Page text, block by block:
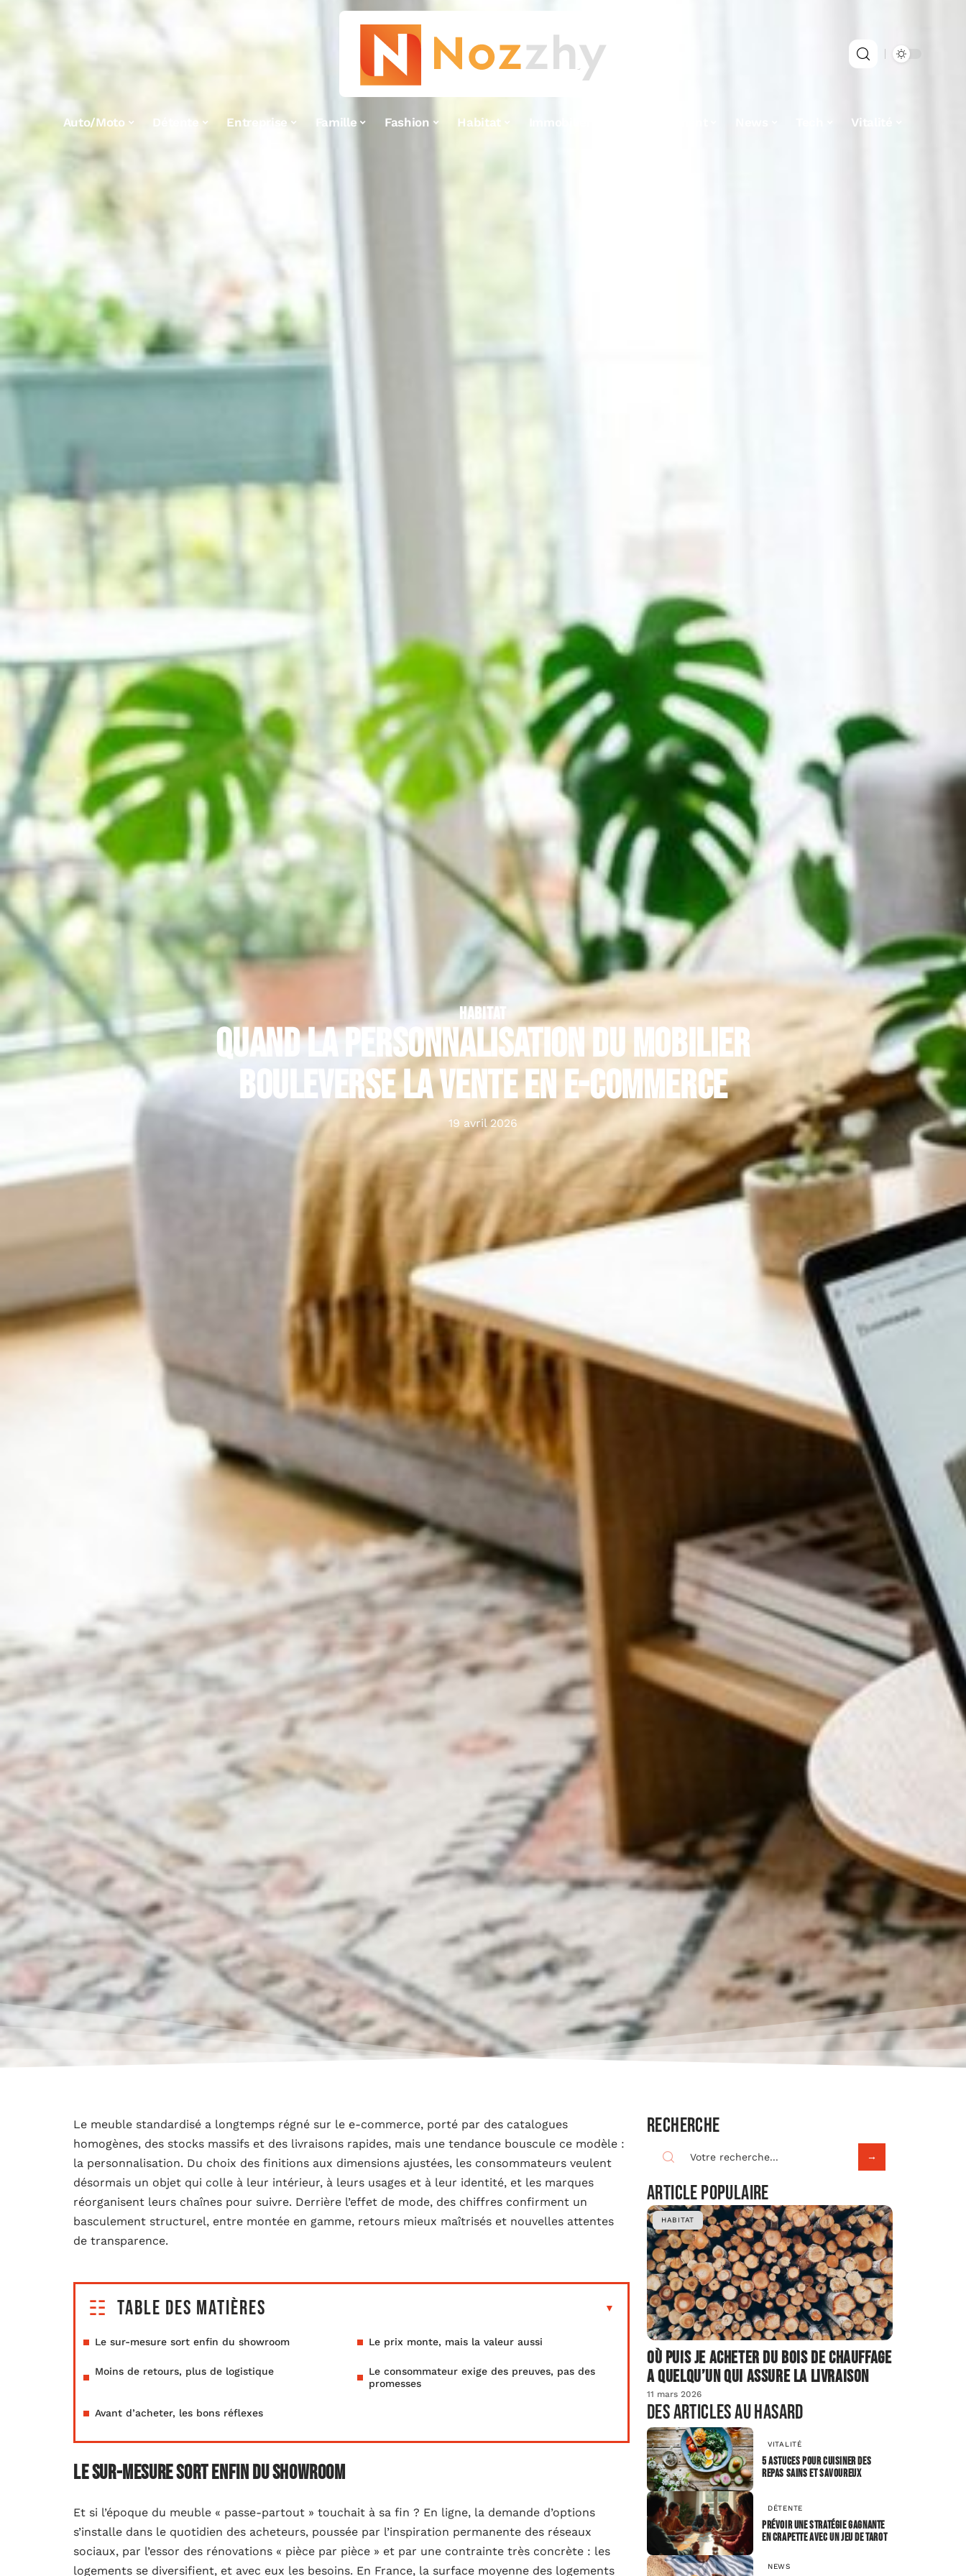
Auto/Moto Détente Entreprise Famille Fashion Habitat Vitalité
HABITAT
Quand la personnalisation du mobilier
bouleverse la vente en e-commerce
19 avril 2026
Le meuble standardisé a longtemps régné sur le e-commerce, porté par des catalogues
homogènes, des stocks massifs et des livraisons rapides, mais une tendance bouscule ce modèle :
la personnalisation. Du choix des finitions aux dimensions ajustées, les consommateurs veulent
désormais un objet qui colle à leur intérieur, à leurs usages et à leur identité, et les marques
réorganisent leurs chaînes pour suivre. Derrière l’effet de mode, des chiffres confirment un
basculement structurel, entre montée en gamme, retours mieux maîtrisés et nouvelles attentes
de transparence.
Table des matières
Le sur-mesure sort enfin du showroom Le prix monte, mais la valeur aussi
Moins de retours, plus de logistique
Le consommateur exige des preuves, pas des
promesses
Avant d’acheter, les bons réflexes
Le sur-mesure sort enfin du showroom
Et si l’époque du meuble « passe-partout » touchait à sa fin ? En ligne, la demande d’options
s’installe dans le quotidien des acheteurs, poussée par l’inspiration permanente des réseaux
sociaux, par l’essor des rénovations « pièce par pièce » et par une contrainte très concrète : les
logements se diversifient, et avec eux les besoins. En France, la surface moyenne des logements
Recherche
Article populaire
HABITAT
Où puis je acheter du bois de chauffage
a quelqu’un qui assure la livraison
11 mars 2026
Des articles au hasard
VITALITÉ
5 astuces pour cuisiner des
repas sains et savoureux
DÉTENTE
Prévoir une stratégie gagnante
en crapette avec un jeu de tarot
NEWS